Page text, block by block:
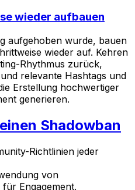
wieder aufbauen
aufgehoben wurde, bauen
wieder auf. Kehren
Rhythmus zurück,
relevante Hashtags und
Erstellung hochwertiger
generieren.
Shadowban
Richtlinien jeder
von
Engagement.